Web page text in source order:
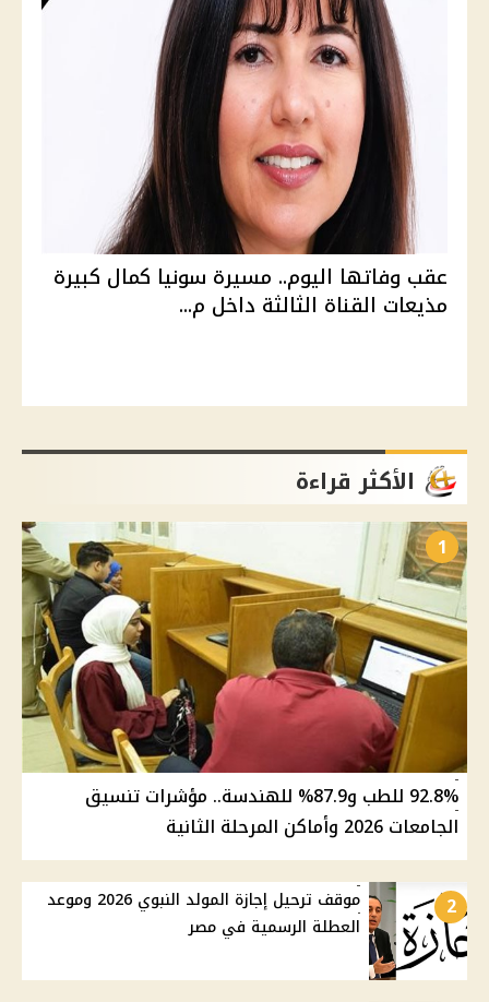
عقب وفاتها اليوم.. مسيرة سونيا كمال كبيرة
مذيعات القناة الثالثة داخل م...
الأكثر قراءة
1
92.8% للطب و87.9% للهندسة.. مؤشرات تنسيق
الجامعات 2026 وأماكن المرحلة الثانية
2
موقف ترحيل إجازة المولد النبوي 2026 وموعد
العطلة الرسمية في مصر